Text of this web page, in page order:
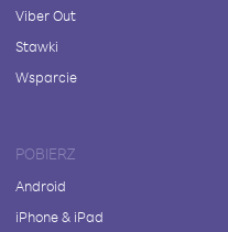
Viber Out
Stawki
Wsparcie
POBIERZ
Android
iPhone & iPad